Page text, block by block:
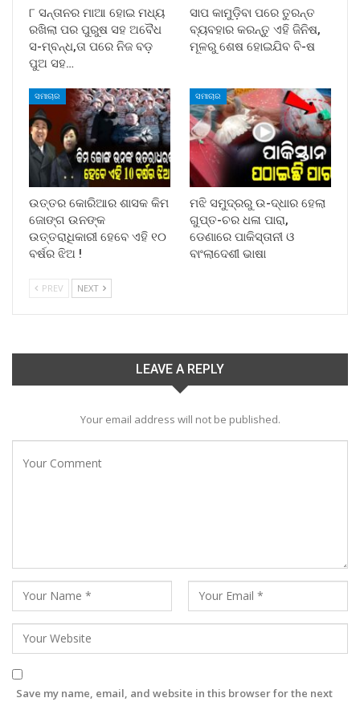
୮ ସନ୍ତାନର ମାଆ ହୋଇ ମଧ୍ୟ
ରଖିଲା ପର ପୁରୁଷ ସହ ଅବୈଧ
ସ-ମ୍ବନ୍ଧ,ତା ପରେ ନିଜ ବଡ଼
ପୁଅ ସହ…
ସାପ କାମୁଡ଼ିବା ପରେ ତୁରନ୍ତ
ବ୍ୟବହାର କରନ୍ତୁ ଏହି ଜିନିଷ,
ମୂଳରୁ ଶେଷ ହୋଇଯିବ ବି-ଷ
ସମାଚାର
ଉତ୍ତର କୋରିଆର ଶାସକ କିମ
ଜୋଙ୍ଗ ଉନଙ୍କ
ଉତ୍ତରାଧିକାରୀ ହେବେ ଏହି ୧୦
ବର୍ଷର ଝିଅ !
ସମାଚାର
ମଝି ସମୁଦ୍ରରୁ ଉ-ଦ୍ଧାର ହେଲା
ଗୁପ୍ତ-ଚର ଧଳା ପାରା,
ଡେଣାରେ ପାକିସ୍ତାନୀ ଓ
ବାଂଲାଦେଶୀ ଭାଷା
PREV NEXT
LEAVE A REPLY
Your email address will not be published.
Save my name, email, and website in this browser for the next